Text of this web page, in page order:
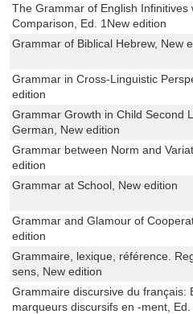
The Grammar of English Infinitives
Comparison, Ed. 1New edition
Grammar of Biblical Hebrew, New
Grammar in Cross-Linguistic
edition
Grammar Growth in Child Second
German, New edition
Grammar between Norm and
edition
Grammar at School, New edition
Grammar and Glamour of
edition
Grammaire, lexique, référence.
sens, New edition
Grammaire discursive du français:
marqueurs discursifs en -ment,